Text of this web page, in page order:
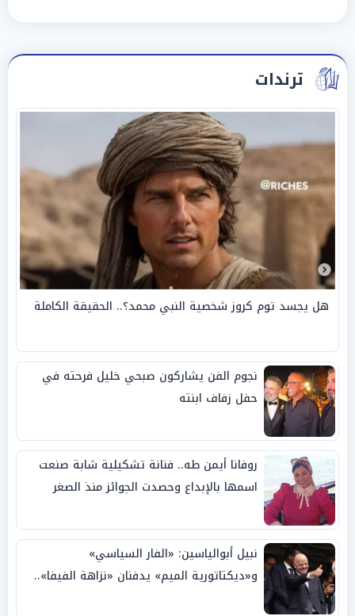
ترندات
هل يجسد توم كروز شخصية النبي محمد؟.. الحقيقة الكاملة
نجوم الفن يشاركون صبحي خليل فرحته في
حفل زفاف ابنته
روفانا أيمن طه.. فنانة تشكيلية شابة صنعت
اسمها بالإبداع وحصدت الجوائز منذ الصغر
نبيل أبوالياسين: «الفار السياسي»
و«ديكتاتورية الميم» يدفنان «نزاهة الفيفا»..